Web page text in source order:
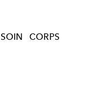
SOIN CORPS